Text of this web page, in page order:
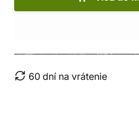
60 dní na vrátenie